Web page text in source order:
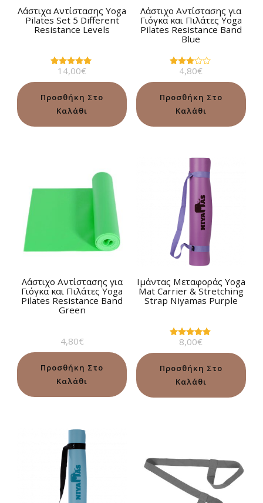
Λάστιχα Αντίστασης Yoga
Pilates Set 5 Different
Resistance Levels
Βαθμολογήθηκε
από 5
14,00€
Προσθήκη Στο
Καλάθι
Λάστιχο Αντίστασης για
Γιόγκα και Πιλάτες Yoga
Pilates Resistance Band
Blue
Βαθμολογήθηκε
από 5
4,80€
Προσθήκη Στο
Καλάθι
Λάστιχο Αντίστασης για
Γιόγκα και Πιλάτες Yoga
Pilates Resistance Band
Green
4,80€
Προσθήκη Στο
Καλάθι
Ιμάντας Mεταφοράς Yoga
Mat Carrier & Stretching
Strap Niyamas Purple
Βαθμολογήθηκε
από 5
8,00€
Προσθήκη Στο
Καλάθι